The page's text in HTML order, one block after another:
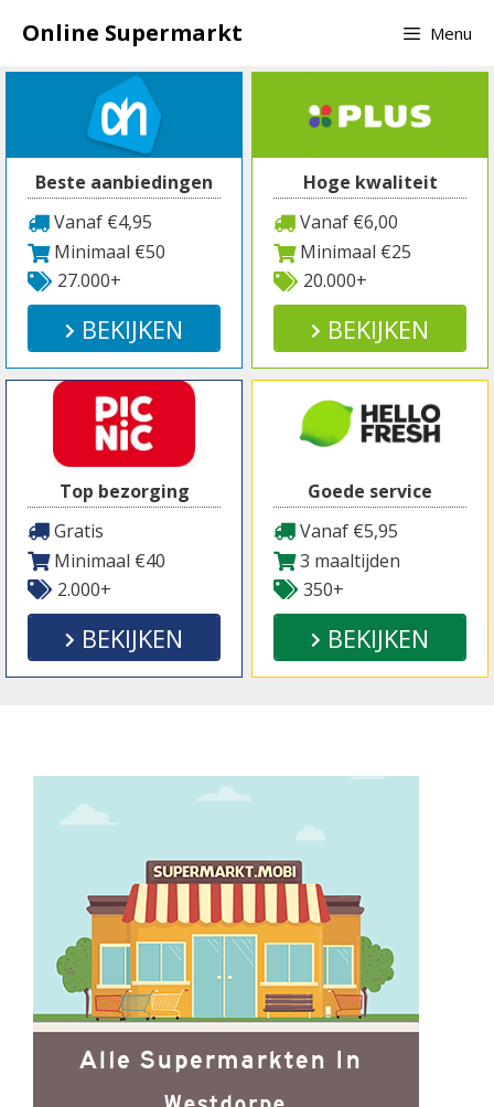
naar
inhoud
Online Supermarkt Menu
Beste aanbiedingen
Vanaf €4,95
Minimaal €50
27.000+
BEKIJKEN
Hoge kwaliteit
Vanaf €6,00
Minimaal €25
20.000+
BEKIJKEN
Top bezorging
Gratis
Minimaal €40
2.000+
BEKIJKEN
Goede service
Vanaf €5,95
3 maaltijden
350+
BEKIJKEN